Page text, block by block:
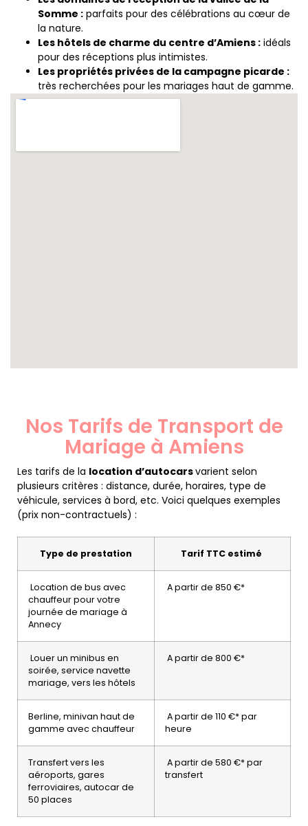
Somme : parfaits pour des célébrations au cœur de
la nature.
Les hôtels de charme du centre d’Amiens : idéals
pour des réceptions plus intimistes.
Les propriétés privées de la campagne picarde :
très recherchées pour les mariages haut de gamme.
Nos Tarifs de Transport de
Mariage à Amiens
Les tarifs de la location d’autocarsvarient selon
plusieurs critères : distance, durée, horaires, type de
véhicule, services à bord, etc. Voici quelques exemples
(prix non-contractuels) :
Type de prestation Tarif TTC estimé
Location de bus avec
chauffeur pour votre
journée de mariage à
Annecy
A partir de 850 €*
Louer un minibus en
soirée, service navette
mariage, vers les hôtels
A partir de 800 €*
Berline, minivan haut de
gamme avec chauffeur
A partir de 110 €* par
heure
Transfert vers les
aéroports, gares
ferroviaires, autocar de
50 places
A partir de 580 €* par
transfert